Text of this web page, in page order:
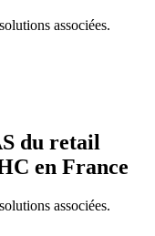
associées.
du retail
en France
associées.